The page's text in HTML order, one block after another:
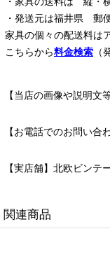
・発送元は福井県
家具の個々の配送料は
こちらから料金検索
【当店の画像や説明文
【お電話でのお問い
【実店舗】北欧ビン
関連商品